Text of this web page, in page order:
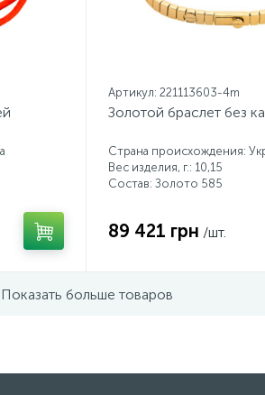
Артикул: 221113603-4m
Золотой браслет без
Страна происхождения:
Вес изделия, г.: 10,15
Состав: Золото 585
89 421 грн /шт.
Показать больше товаров